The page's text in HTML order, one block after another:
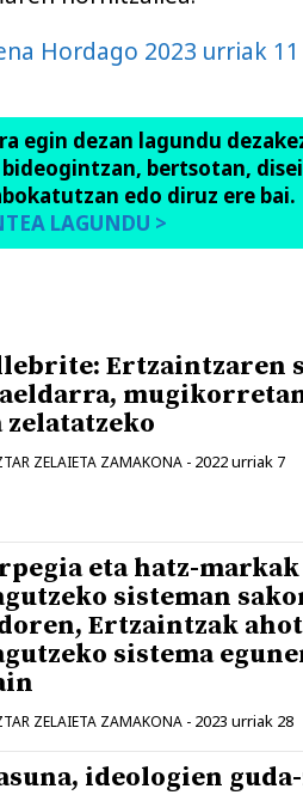
Hordago 2023 urriak 11
egin dezan lagundu
bertsotan,
edo diruz ere bai.
LAGUNDU >
Ertzaintzaren
zelatatzeko
ZELAIETA ZAMAKONA - 2022 urriak 7
eta hatz-markak
sisteman
Ertzaintzak
sistema
ZELAIETA ZAMAKONA - 2023 urriak 28
ideologien